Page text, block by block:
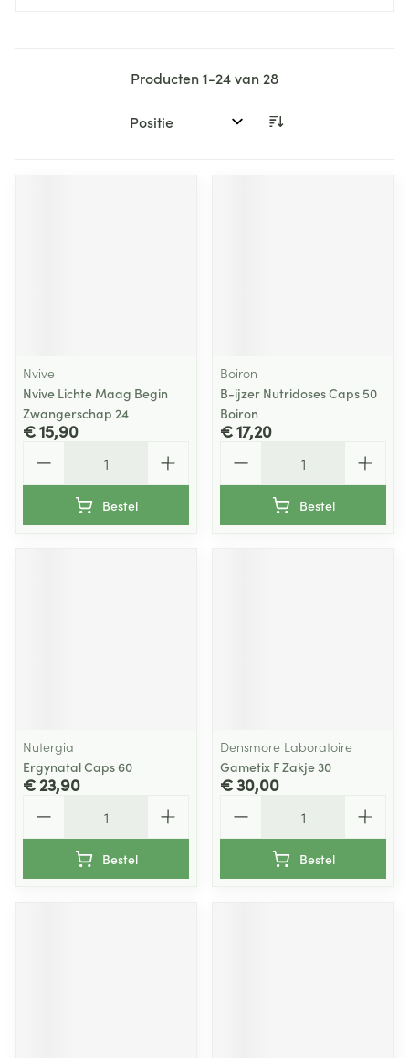
Producten1-24van 28
Sorteer op:
Nvive
Nvive Lichte Maag Begin
Zwangerschap 24
€ 15,90
Bestel
Boiron
B-ijzer Nutridoses Caps 50
Boiron
€ 17,20
Bestel
Nutergia
Ergynatal Caps 60
€ 23,90
Bestel
Densmore Laboratoire
Gametix F Zakje 30
€ 30,00
Bestel